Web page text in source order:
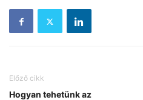
Előző cikk
Hogyan tehetünk az